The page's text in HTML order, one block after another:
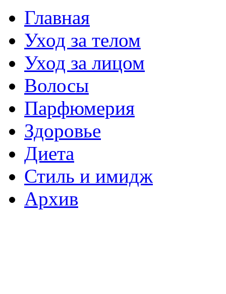
Главная
Уход за телом
Уход за лицом
Волосы
Парфюмерия
Здоровье
Диета
Стиль и имидж
Архив